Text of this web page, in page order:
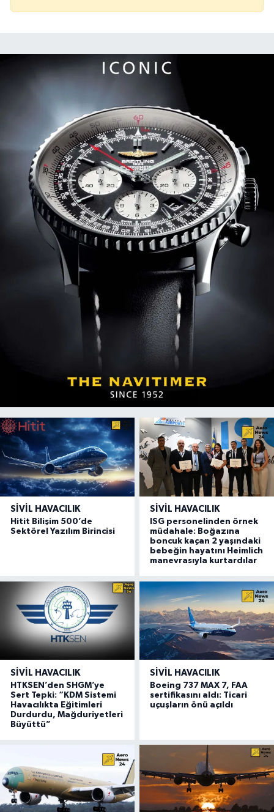
SIVIL HAVACILIK
Hitit Bilişim 500’de
Sektörel Yazılım Birincisi
SIVIL HAVACILIK
ISG personelinden örnek
müdahale: Boğazına
boncuk kaçan 2 yaşındaki
bebeğin hayatını Heimlich
manevrasıyla kurtardılar
SIVIL HAVACILIK
HTKSEN’den SHGM’ye
Sert Tepki: “KDM Sistemi
Havacılıkta Eğitimleri
Durdurdu, Mağduriyetleri
Büyüttü”
SIVIL HAVACILIK
Boeing 737 MAX 7, FAA
sertifikasını aldı: Ticari
uçuşların önü açıldı